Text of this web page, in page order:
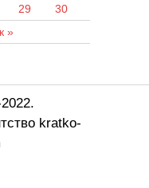
»
29 30
kratko-